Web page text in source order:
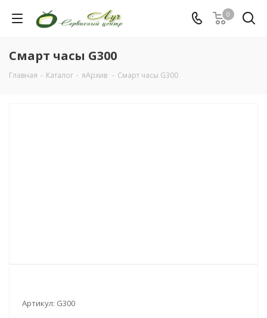
0
Смарт часы G300
Главная - Каталог - яАрхив - Смарт часы G300
Артикул: G300